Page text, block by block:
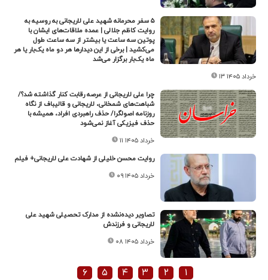
۵ سفر محرمانه شهید علی لاریجانی به روسیه به
روایت کاظم جلالی | عمده ملاقات‌های ایشان با
پوتین سه ساعت یا بیشتر از سه ساعت طول
می‌کشید | برخی از این دیدارها هر دو ماه یک‌بار یا هر
ماه یک‌بار برگزار می‌شد
۱۳ خرداد ۱۴۰۵
چرا علی لاریجانی از عرصه رقابت کنار گذاشته شد؟/
شباهت‌های شمخانی، لاریجانی و قالیباف از نگاه
روزنامه اصولگرا/ حذف راهبردی افراد، همیشه با
حذف فیزیکی آغاز نمی‌شود
۱۱ خرداد ۱۴۰۵
روایت محسن خلیلی از شهادت علی لاریجانی+ فیلم
۰۹ خرداد ۱۴۰۵
تصاویر دیده‌نشده از مدارک تحصیلی شهید علی
لاریجانی و فرزندش
۰۸ خرداد ۱۴۰۵
۱ ۲ ۳ ۴ ۵ ۶